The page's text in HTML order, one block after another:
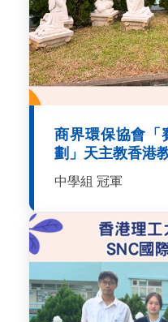
商界環保協會「
劃」天主教香港
中學組 冠軍